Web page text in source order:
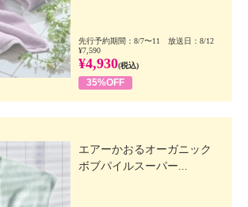
先行予約期間：8/7〜11 放送日：8/12
¥7,590
¥4,930(税込)
35%OFF
エアーかおるオーガニック
ボブパイルスーパー...